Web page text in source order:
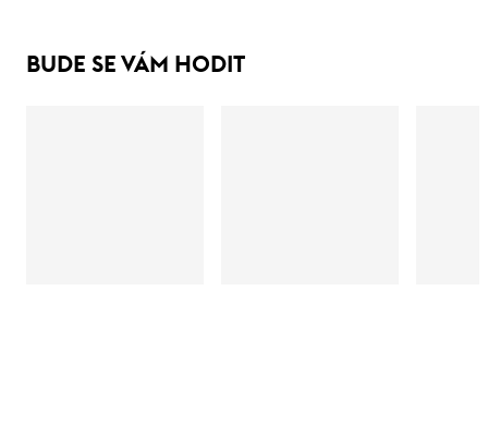
BUDE SE VÁM HODIT